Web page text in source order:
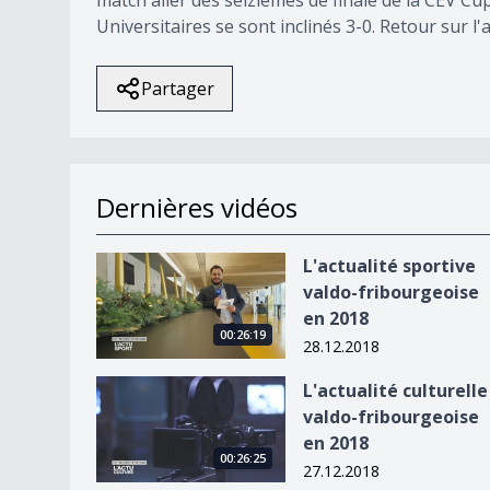
Universitaires se sont inclinés 3-0. Retour sur
Partager
Dernières vidéos
L&#039;actualité sportive valdo-fribourgeoise
00:26:19
L'actualité sportive
valdo-fribourgeoise
en 2018
28.12.2018
L&#039;actualité culturelle valdo-fribourgeoise
00:26:25
L'actualité culturelle
valdo-fribourgeoise
en 2018
27.12.2018